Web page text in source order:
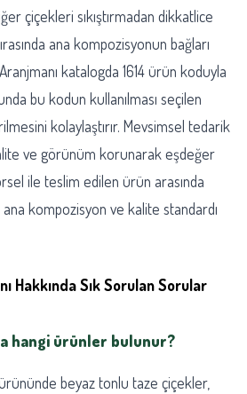
çiçekleri sıkıştırmadan dikkatlice
ana kompozisyonun bağları
katalogda 1614 ürün koduyla
bu kodun kullanılması seçilen
kolaylaştırır. Mevsimsel tedarik
ve görünüm korunarak eşdeğer
ile teslim edilen ürün arasında
ana kompozisyon ve kalite standardı
Hakkında Sık Sorulan Sorular
hangi ürünler bulunur?
beyaz tonlu taze çiçekler,